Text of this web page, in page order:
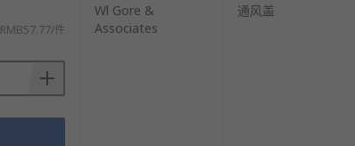
RMB57.77/件
Wl Gore &
Associates
通风盖